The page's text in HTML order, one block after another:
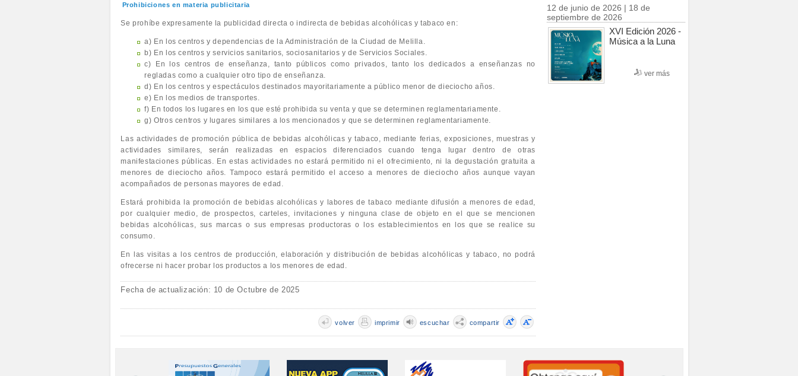
Prohibiciones en materia publicitaria
Se prohíbe expresamente la publicidad directa o indirecta de bebidas alcohólicas y tabaco en:
a) En los centros y dependencias de la Administración de la Ciudad de Melilla.
b) En los centros y servicios sanitarios, sociosanitarios y de Servicios Sociales.
c) En los centros de enseñanza, tanto públicos como privados, tanto los dedicados a enseñanzas no
regladas como a cualquier otro tipo de enseñanza.
d) En los centros y espectáculos destinados mayoritariamente a público menor de dieciocho años.
e) En los medios de transportes.
f) En todos los lugares en los que esté prohibida su venta y que se determinen reglamentariamente.
g) Otros centros y lugares similares a los mencionados y que se determinen reglamentariamente.
Las actividades de promoción pública de bebidas alcohólicas y tabaco, mediante ferias, exposiciones, muestras y
actividades similares, serán realizadas en espacios diferenciados cuando tenga lugar dentro de otras
manifestaciones públicas. En estas actividades no estará permitido ni el ofrecimiento, ni la degustación gratuita a
menores de dieciocho años. Tampoco estará permitido el acceso a menores de dieciocho años aunque vayan
acompañados de personas mayores de edad.
Estará prohibida la promoción de bebidas alcohólicas y labores de tabaco mediante difusión a menores de edad,
por cualquier medio, de prospectos, carteles, invitaciones y ninguna clase de objeto en el que se mencionen
bebidas alcohólicas, sus marcas o sus empresas productoras o los establecimientos en los que se realice su
consumo.
En las visitas a los centros de producción, elaboración y distribución de bebidas alcohólicas y tabaco, no podrá
ofrecerse ni hacer probar los productos a los menores de edad.
Fecha de actualización: 10 de Octubre de 2025
compartir
escuchar
imprimir
volver
12 de junio de 2026 | 18 de
septiembre de 2026
XVI Edición 2026 -
Música a la Luna
ver más